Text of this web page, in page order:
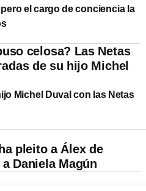
el cargo de conciencia la
celosa? Las Netas
de su hijo Michel
Michel Duval con las Netas
pleito a Álex de
Daniela Magún